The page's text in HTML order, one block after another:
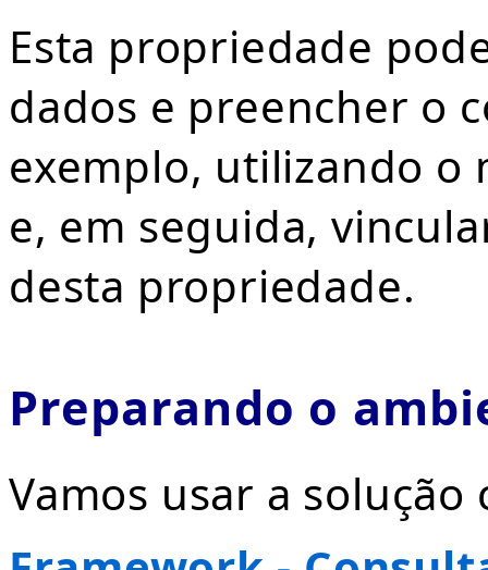
Esta propriedade
dados e preencher o
exemplo, utilizando
e, em seguida,
desta propriedade.
Preparando o
Vamos usar a